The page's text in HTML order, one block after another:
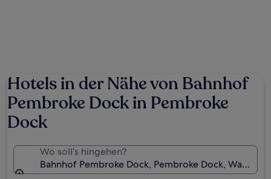
Hotels in der Nähe von Bahnhof
Pembroke Dock in Pembroke
Dock
Wo soll’s hingehen?
Bahnhof Pembroke Dock, Pembroke Dock, Wales,